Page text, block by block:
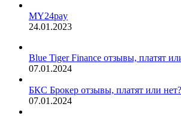
MY24pay
24.01.2023
Blue Tiger Finance отзывы, платят
07.01.2024
БКС Брокер отзывы, платят или нет?
07.01.2024